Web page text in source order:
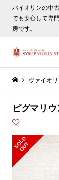
バイオリンの中
でも安心して専
房です。
ヴァイオリ
ピグマリ
S
O
L
D
O
U
T
ヴァイオリン